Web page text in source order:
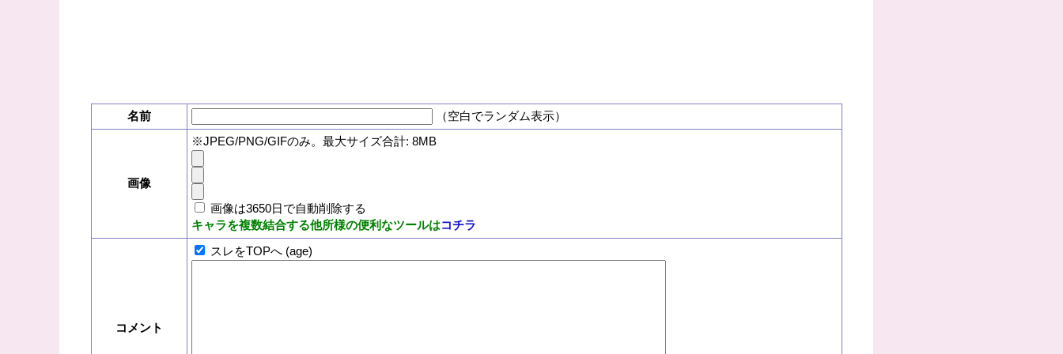
名前 （空白でランダム表示）
画像
※JPEG/PNG/GIFのみ。最大サイズ合計: 8MB
画像は3650日で自動削除する
キャラを複数結合する他所様の便利なツールはコチラ
コメント
スレをTOPへ (age)